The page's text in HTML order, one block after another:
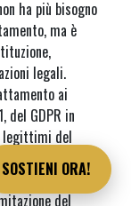
ha più bisogno
ma è
legali.
ai
del GDPR in
legittimi del
dell'interessato.
e
del
SOSTIENI ORA!